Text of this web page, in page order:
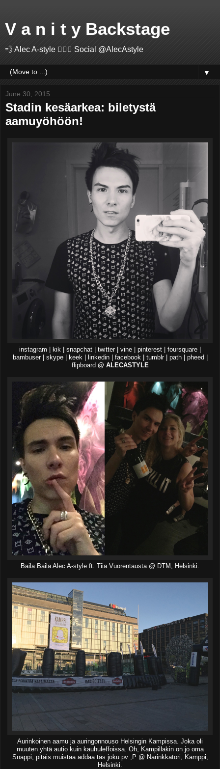
V a n i t y Backstage
💨 Alec A-style 🤽🏻‍♂️ Social @AlecAstyle
▼
June 30, 2015
Stadin kesäarkea: biletystä
aamuyöhöön!
instagram | kik | snapchat | twitter | vine | pinterest | foursquare |
bambuser | skype | keek | linkedin | facebook | tumblr | path | pheed |
flipboard @ ALECASTYLE
Baila Baila Alec A-style ft. Tiia Vuorentausta @ DTM, Helsinki.
Aurinkoinen aamu ja auringonnouso Helsingin Kampissa. Joka oli
muuten yhtä autio kuin kauhuleffoissa. Oh, Kampillakin on jo oma
Snappi, pitäis muistaa addaa täs joku pv ;P @ Narinkkatori, Kamppi,
Helsinki.